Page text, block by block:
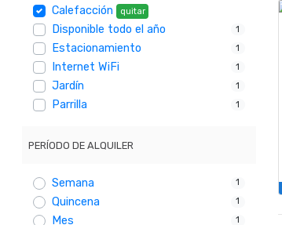
Calefacción quitar
Disponible todo el año 1
Estacionamiento 1
Internet WiFi 1
Jardín 1
Parrilla 1
PERÍODO DE ALQUILER
Semana 1
Quincena 1
Mes 1